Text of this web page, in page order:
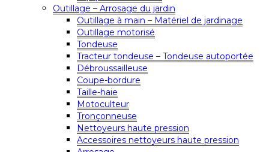
Outillage – Arrosage du jardin
Outillage à main – Matériel de jardinage
Outillage motorisé
Tondeuse
Tracteur tondeuse – Tondeuse autoportée
Débroussailleuse
Coupe-bordure
Taille-haie
Motoculteur
Tronçonneuse
Nettoyeurs haute pression
Accessoires nettoyeurs haute pression